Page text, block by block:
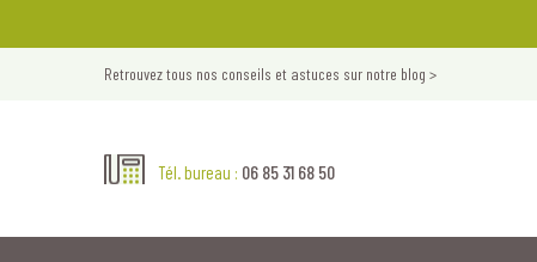
Retrouvez tous nos conseils et astuces sur notre blog >
Tél. bureau : 06 85 31 68 50